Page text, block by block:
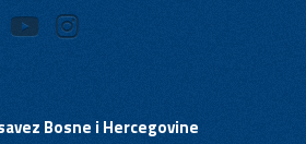
Bosne i Hercegovine